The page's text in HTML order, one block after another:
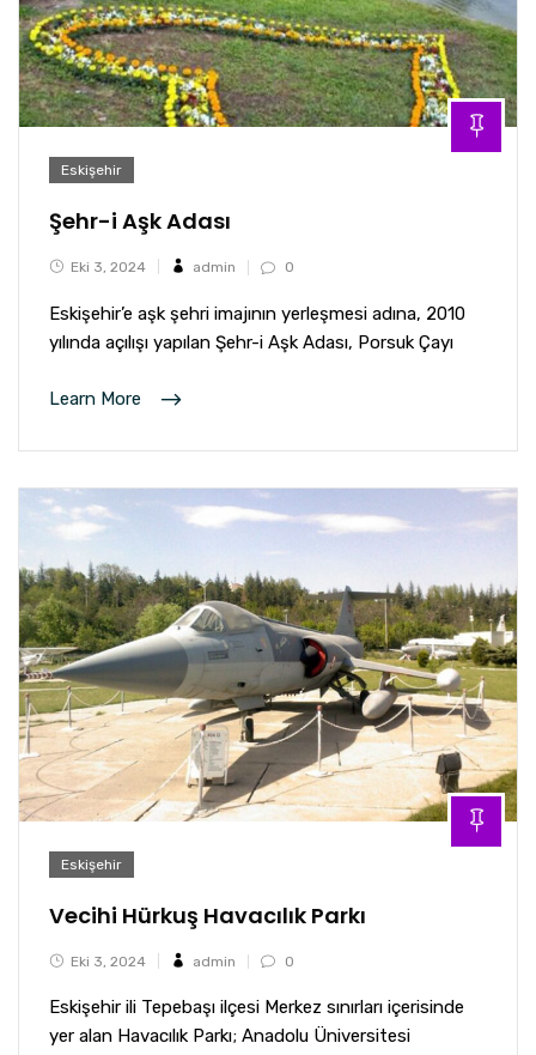
Eskişehir
Şehr-i Aşk Adası
Eki 3, 2024 admin 0
Eskişehir’e aşk şehri imajının yerleşmesi adına, 2010
yılında açılışı yapılan Şehr-i Aşk Adası, Porsuk Çayı
Learn More
Eskişehir
Vecihi Hürkuş Havacılık Parkı
Eki 3, 2024 admin 0
Eskişehir ili Tepebaşı ilçesi Merkez sınırları içerisinde
yer alan Havacılık Parkı; Anadolu Üniversitesi